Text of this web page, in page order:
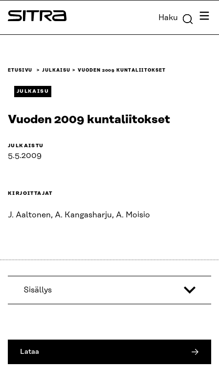
Siirry
suoraan
Sitra Haku
ETUSIVU JULKAISU VUODEN 2009 KUNTALIITOKSET
JULKAISU
Vuoden 2009 kuntaliitokset
JULKAISTU
5.5.2009
KIRJOITTAJAT
J. Aaltonen, A. Kangasharju, A. Moisio
Sisällys
Lataa